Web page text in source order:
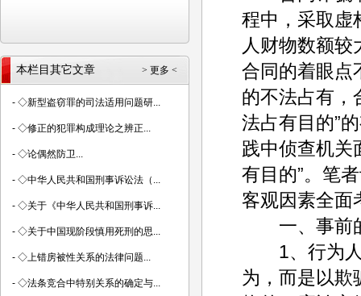
程中，采取虚
人财物数额
合同的着眼点
的不法占有，
法占有目的”
践中侦查机关
有目的”。笔
客观因素全面
一、事前
1、行为人
为，而是以欺
> 更多 <
本栏目其它文章
- ◇新型盗窃罪的司法适用问题研...
- ◇修正的犯罪构成理论之辨正...
- ◇论偶然防卫...
- ◇中华人民共和国刑事诉讼法（...
- ◇关于《中华人民共和国刑事诉...
- ◇关于中国现阶段慎用死刑的思...
- ◇上错房被性关系的法律问题...
- ◇法条竞合中特别关系的确定与...